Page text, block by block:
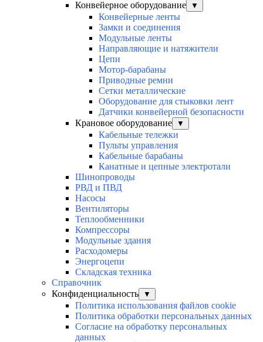
Конвейерное оборудование
▼
Конвейерные ленты
Замки и соединения
Модульные ленты
Направляющие и натяжители
Цепи
Мотор-барабаны
Приводные ремни
Сетки металлические
Оборудование для стыковки лент
Датчики конвейерной безопасности
Крановое оборудование
▼
Кабельные тележки
Пульты управления
Кабельные барабаны
Канатные и цепные электротали
Шинопроводы
РВД и ПВД
Насосы
Вентиляторы
Теплообменники
Компрессоры
Модульные здания
Расходомеры
Энергоцепи
Складская техника
Справочник
Конфиденциальность
▼
Политика использования файлов cookie
Политика обработки персональных данных
Согласие на обработку персональных
данных